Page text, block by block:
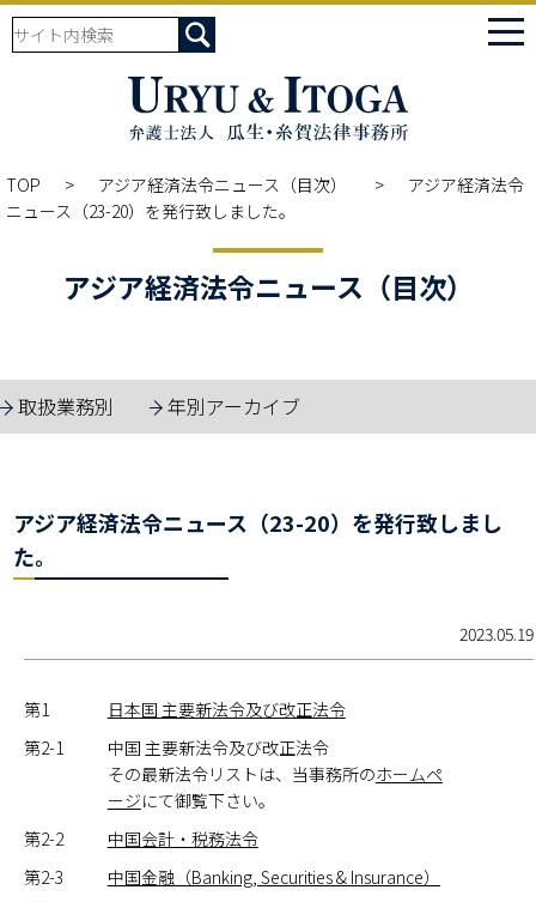
TOP アジア経済法令ニュース（目次）
アジア経済法令
ニュース（23-20）を発行致しました。
アジア経済法令ニュース（目次）
取扱業務別 年別アーカイブ
アジア経済法令ニュース（23-20）を発行致しまし
た。
2023.05.19
第1
日本国 主要新法令及び改正法令
第2-1
中国 主要新法令及び改正法令
その最新法令リストは、当事務所のホームペ
ージにて御覧下さい。
第2-2
中国会計・税務法令
第2-3
中国金融（Banking, Securities & Insurance）